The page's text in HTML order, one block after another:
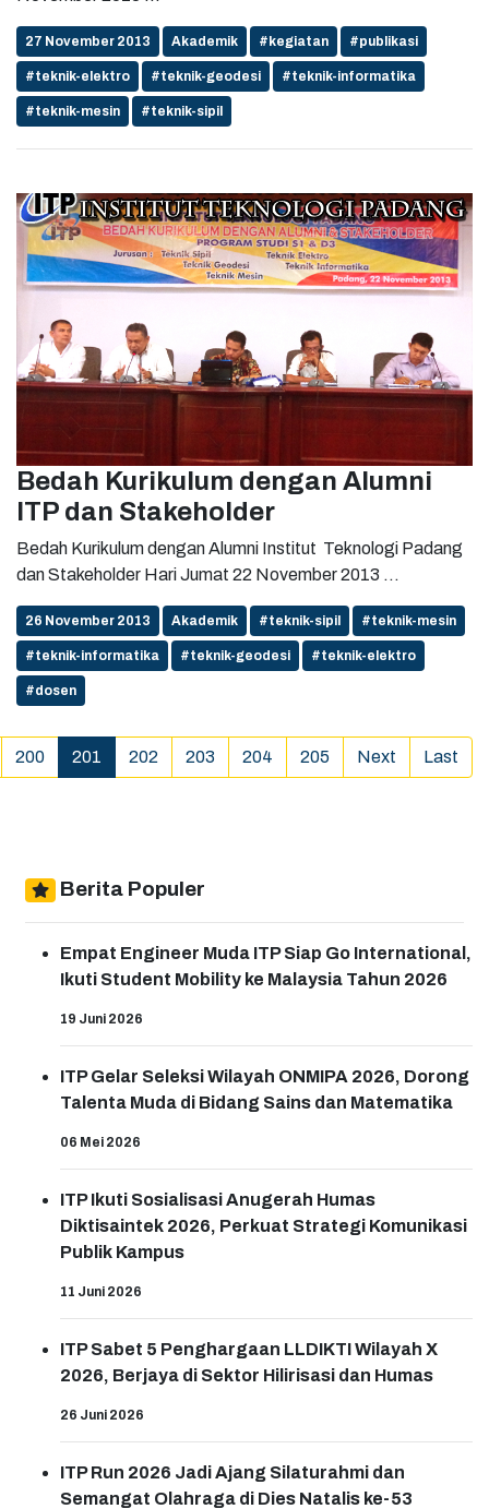
27 November 2013 Akademik #kegiatan #publikasi
#teknik-elektro #teknik-geodesi #teknik-informatika
#teknik-mesin #teknik-sipil
Bedah Kurikulum dengan Alumni
ITP dan Stakeholder
Bedah Kurikulum dengan Alumni Institut Teknologi Padang
dan Stakeholder Hari Jumat 22 November 2013 ...
26 November 2013 Akademik #teknik-sipil #teknik-mesin
#teknik-informatika #teknik-geodesi #teknik-elektro
#dosen
200 201 (current)
202 203 204 205 Next Last
Berita Populer
Empat Engineer Muda ITP Siap Go International,
Ikuti Student Mobility ke Malaysia Tahun 2026
19 Juni 2026
ITP Gelar Seleksi Wilayah ONMIPA 2026, Dorong
Talenta Muda di Bidang Sains dan Matematika
06 Mei 2026
ITP Ikuti Sosialisasi Anugerah Humas
Diktisaintek 2026, Perkuat Strategi Komunikasi
Publik Kampus
11 Juni 2026
ITP Sabet 5 Penghargaan LLDIKTI Wilayah X
2026, Berjaya di Sektor Hilirisasi dan Humas
26 Juni 2026
ITP Run 2026 Jadi Ajang Silaturahmi dan
Semangat Olahraga di Dies Natalis ke-53